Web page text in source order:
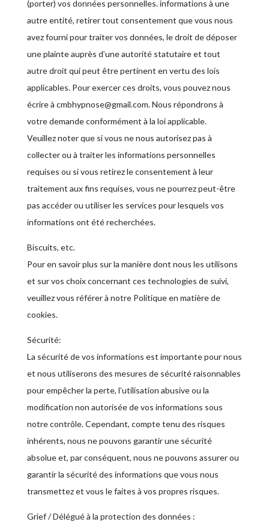
(porter) vos données personnelles. informations à une
autre entité, retirer tout consentement que vous nous
avez fourni pour traiter vos données, le droit de déposer
une plainte auprès d’une autorité statutaire et tout
autre droit qui peut être pertinent en vertu des lois
applicables. Pour exercer ces droits, vous pouvez nous
écrire à cmbhypnose@gmail.com. Nous répondrons à
votre demande conformément à la loi applicable.
Veuillez noter que si vous ne nous autorisez pas à
collecter ou à traiter les informations personnelles
requises ou si vous retirez le consentement à leur
traitement aux fins requises, vous ne pourrez peut-être
pas accéder ou utiliser les services pour lesquels vos
informations ont été recherchées.
Biscuits, etc.
Pour en savoir plus sur la manière dont nous les utilisons
et sur vos choix concernant ces technologies de suivi,
veuillez vous référer à notre Politique en matière de
cookies.
Sécurité:
La sécurité de vos informations est importante pour nous
et nous utiliserons des mesures de sécurité raisonnables
pour empêcher la perte, l’utilisation abusive ou la
modification non autorisée de vos informations sous
notre contrôle. Cependant, compte tenu des risques
inhérents, nous ne pouvons garantir une sécurité
absolue et, par conséquent, nous ne pouvons assurer ou
garantir la sécurité des informations que vous nous
transmettez et vous le faites à vos propres risques.
Grief / Délégué à la protection des données :